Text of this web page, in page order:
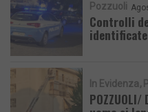
Pozzuoli
Controlli
In Evidenza